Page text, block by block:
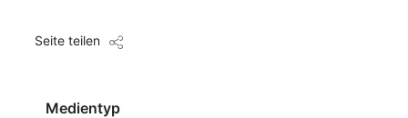
Seite teilen
Medientyp